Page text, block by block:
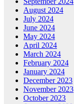
August 2024
July 2024
June 2024
May 2024
April 2024
March 2024
February 2024
January 2024
December 2023
November 2023
October 2023